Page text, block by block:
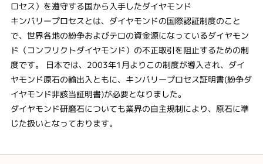
ロセス）を遵守する国から入手したダイヤモンド
キンバリープロセスとは、ダイヤモンドの国際認証制度のこと
で、世界各地の紛争およびテロの資金源になっているダイヤモン
ド（コンフリクトダイヤモンド）の不正取引を阻止するための制
度です。 日本では、2003年1月よりこの制度が導入され、ダイ
ヤモンド原石の輸出入ともに、キンバリープロセス証明書(紛争ダ
イヤモンド非該当証明書)が必要となりました。
ダイヤモンド研磨石についても業界の自主規制により、原石に準
じた扱いとなっております。